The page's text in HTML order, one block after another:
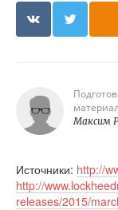
Максим
Источники: http://
http://
releases/2015/